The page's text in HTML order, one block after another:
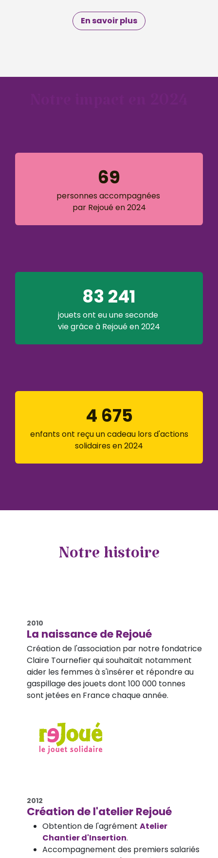
En savoir plus
69
personnes accompagnées
par Rejoué en 2024
83 241
jouets ont eu une seconde
vie grâce à Rejoué en 2024
4 675
enfants ont reçu un cadeau lors d'actions
solidaires en 2024
Notre histoire
2010
La naissance de Rejoué
Création de l'association par notre fondatrice
Claire Tournefier qui souhaitait notamment
aider les femmes à s'insérer et répondre au
gaspillage des jouets dont 100 000 tonnes
sont jetées en France chaque année.
2012
Création de l'atelier Rejoué
Obtention de l'agrément Atelier
Chantier d'Insertion.
Accompagnement des premiers salariés